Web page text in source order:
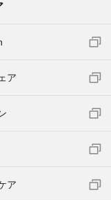
ア
ア